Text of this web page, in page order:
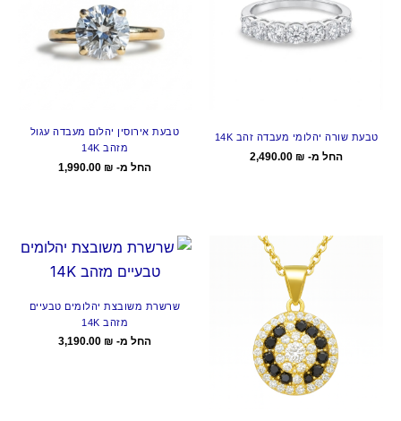
טבעת שורה יהלומי מעבדה זהב 14K
החל מ- 2,490.00 ₪
טבעת אירוסין יהלום מעבדה עגול
מזהב 14K
החל מ- 1,990.00 ₪
שרשרת משובצת יהלומים טבעיים
מזהב 14K
החל מ- 3,190.00 ₪